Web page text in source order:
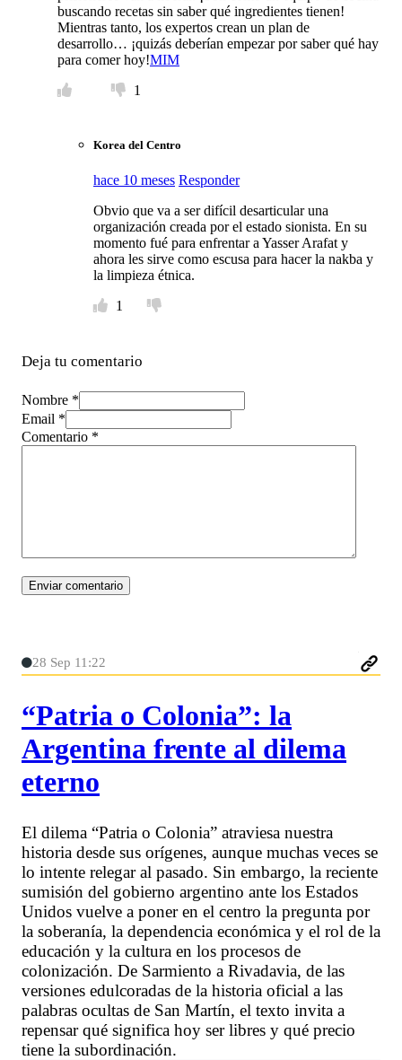
buscando recetas sin saber qué ingredientes tienen!
Mientras tanto, los expertos crean un plan de
desarrollo… ¡quizás deberían empezar por saber qué hay
para comer hoy!MIM
1
Korea del Centro
hace 10 meses Responder
Obvio que va a ser difícil desarticular una
organización creada por el estado sionista. En su
momento fué para enfrentar a Yasser Arafat y
ahora les sirve como escusa para hacer la nakba y
la limpieza étnica.
1
Deja tu comentario
Nombre *
Email *
Comentario *
28 Sep 11:22
“Patria o Colonia”: la
Argentina frente al dilema
eterno
El dilema “Patria o Colonia” atraviesa nuestra
historia desde sus orígenes, aunque muchas veces se
lo intente relegar al pasado. Sin embargo, la reciente
sumisión del gobierno argentino ante los Estados
Unidos vuelve a poner en el centro la pregunta por
la soberanía, la dependencia económica y el rol de la
educación y la cultura en los procesos de
colonización. De Sarmiento a Rivadavia, de las
versiones edulcoradas de la historia oficial a las
palabras ocultas de San Martín, el texto invita a
repensar qué significa hoy ser libres y qué precio
tiene la subordinación.